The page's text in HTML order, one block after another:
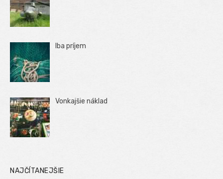
Iba príjem
Vonkajšie náklad
NAJČÍTANEJŠIE